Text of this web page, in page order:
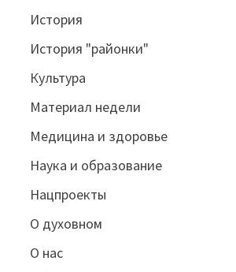
История
История "районки"
Культура
Материал недели
Медицина и здоровье
Наука и образование
Нацпроекты
О духовном
О нас